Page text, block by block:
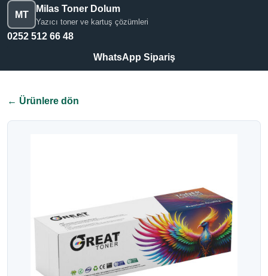
MT
Milas Toner Dolum
Yazıcı toner ve kartuş çözümleri
0252 512 66 48
WhatsApp Sipariş
← Ürünlere dön